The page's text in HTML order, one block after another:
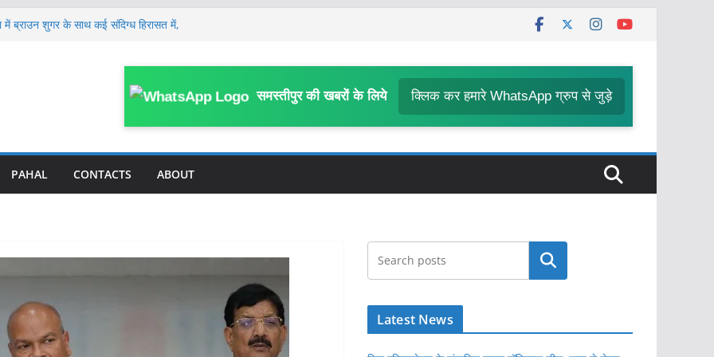
ब्राउन शुगर के साथ कई संदिग्ध हिरासत में,
का ICU गार्ड के भरोसे, डॉक्टर व नर्सिंग
में तैनात किये गये थे डॉक्टर व नर्सिंग
कारवाई
शिक्षक निलंबित, निलंबन अवधि में BRC
समस्तीपुर की खबरों के लिये क्लिक कर हमारे WhatsApp ग्रुप से जुड़े
PAHAL CONTACTS ABOUT
खोजें
Latest News